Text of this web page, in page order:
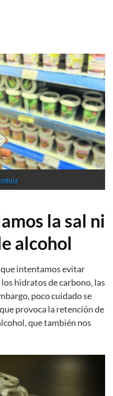
la sal ni
alcohol
intentamos evitar
hidratos de carbono, las
poco cuidado se
provoca la retención de
que también nos